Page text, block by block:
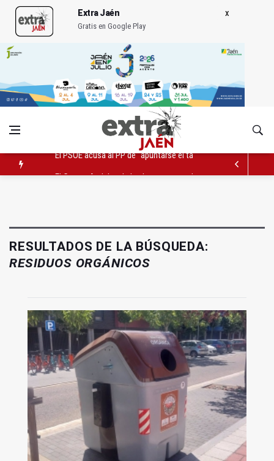
Extra Jaén
Gratis en Google Play
El Centro Andaluz de las Letras trae a Jaén al filósofo Omar
RESULTADOS DE LA BÚSQUEDA:
RESIDUOS ORGÁNICOS